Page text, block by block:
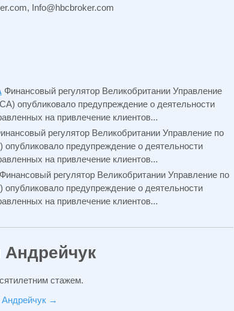
, Info@hbcbroker.com
Финансовый регулятор Великобритании Управление
опубликовало предупреждение о деятельности
на привлечение клиентов...
регулятор Великобритании Управление по
предупреждение о деятельности
на привлечение клиентов...
Финансовый регулятор Великобритании Управление по
предупреждение о деятельности
на привлечение клиентов...
стажем.
→